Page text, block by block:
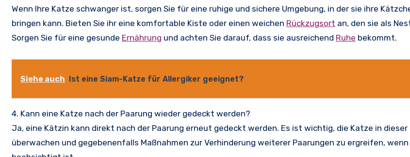
Wenn Ihre Katze schwanger ist, sorgen Sie für eine ruhige und sichere Umgebung, in der sie ihre
bringen kann. Bieten Sie ihr eine komfortable Kiste oder einen weichen Rückzugsort an, den sie als
Sorgen Sie für eine gesunde Ernährung und achten Sie darauf, dass sie ausreichend Ruhe bekommt.
Siehe auch Ist eine Siam-Katze für Allergiker geeignet?
4. Kann eine Katze nach der Paarung wieder gedeckt werden?
Ja, eine Kätzin kann direkt nach der Paarung erneut gedeckt werden. Es ist wichtig, die Katze in dieser
überwachen und gegebenenfalls Maßnahmen zur Verhinderung weiterer Paarungen zu ergreifen,